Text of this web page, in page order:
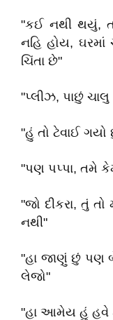
"કઈ નથી થયું,
નહિ હોય,
ચિંતા છે"
"પ્લીઝ, પાછું ચાલુ
"હું તો ટેવાઈ ગયો
"પણ પપ્પા, તમે
"જો દીકરા, તું
નથી"
"હા જાણું છું પણ બે
લેજો"
"હા આમેય હું હવે